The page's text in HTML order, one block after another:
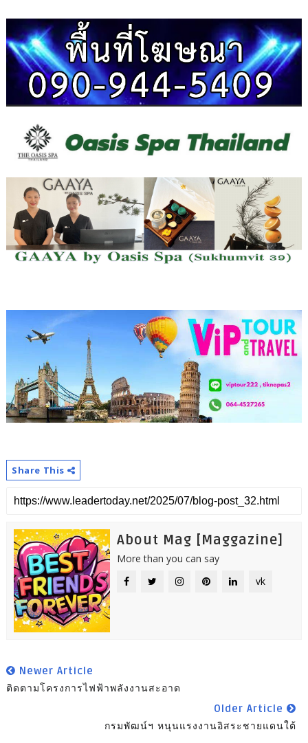
Share This
About Mag [Maggazine]
More than you can say
vk
Newer Article
ติดตามโครงการไฟฟ้าพลังงานสะอาด
Older Article
กรมพัฒน์ฯ หนุนแรงงานอิสระชายแดนใต้